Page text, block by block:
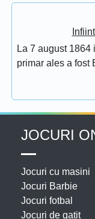
La 7 august 1864
primar ales a fost
JOCURI
Jocuri cu masini
Jocuri Barbie
Jocuri fotbal
Jocuri de gatit